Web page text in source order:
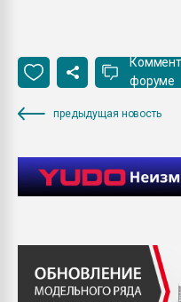
форуме
предыдущая новость